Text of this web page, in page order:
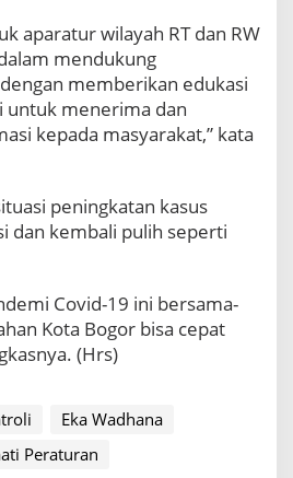
aparatur wilayah RT dan RW
mendukung
memberikan edukasi
untuk menerima dan
kepada masyarakat,” kata
peningkatan kasus
dan kembali pulih seperti
Covid-19 ini bersama-
Kota Bogor bisa cepat
(Hrs)
Eka Wadhana
Peraturan